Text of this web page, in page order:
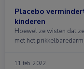
Placebo
kinderen
Hoewel ze wisten dat
met het
11 feb. 2022